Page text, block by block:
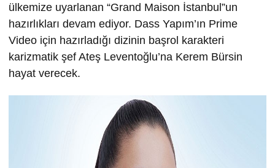
ülkemize uyarlanan “Grand Maison İstanbul”un
hazırlıkları devam ediyor. Dass Yapım’ın Prime
Video için hazırladığı dizinin başrol karakteri
karizmatik şef Ateş Leventoğlu’na Kerem Bürsin
hayat verecek.